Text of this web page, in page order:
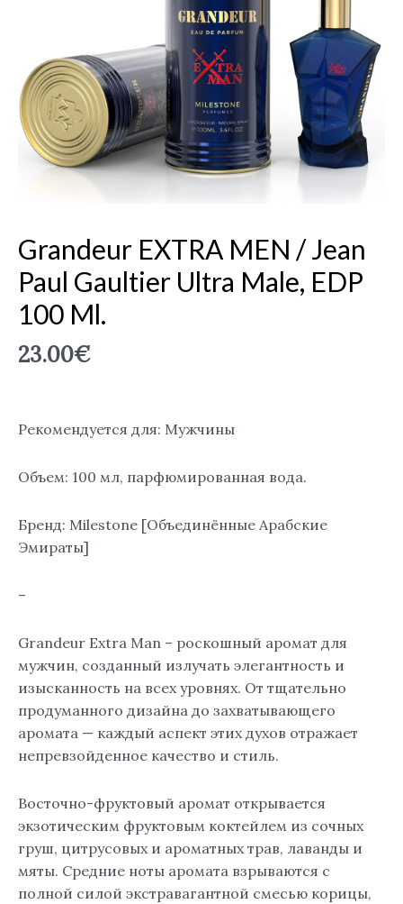
Grandeur EXTRA MEN / Jean
Paul Gaultier Ultra Male, EDP
100 Ml.
23.00€
Рекомендуется для: Мужчины
Объем: 100 мл, парфюмированная вода.
Бренд: Milestone [Объединённые Арабские
Эмираты]
–
Grandeur Extra Man – роскошный аромат для
мужчин, созданный излучать элегантность и
изысканность на всех уровнях. От тщательно
продуманного дизайна до захватывающего
аромата — каждый аспект этих духов отражает
непревзойденное качество и стиль.
Восточно-фруктовый аромат открывается
экзотическим фруктовым коктейлем из сочных
груш, цитрусовых и ароматных трав, лаванды и
мяты. Средние ноты аромата взрываются с
полной силой экстравагантной смесью корицы,
Jean
Paul
Gaultier
Ultra
Male,
EDP